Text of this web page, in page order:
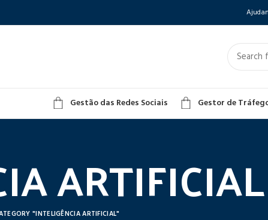
Gestão das Redes Sociais Gestor de
ARTIFICIAL
"INTELIGÊNCIA ARTIFICIAL"